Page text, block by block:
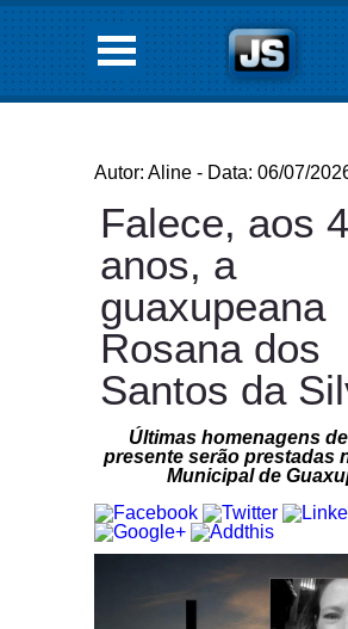
Autor: Aline - Data: 06/07/
Falece, aos
anos, a
guaxupeana
Rosana dos
Santos da
Últimas homenagens
presente serão prestadas
Municipal de